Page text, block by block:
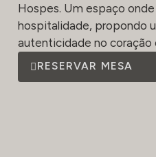
Hospes. Um espaço
hospitalidade, propondo
autenticidade no coração
RESERVAR MESA